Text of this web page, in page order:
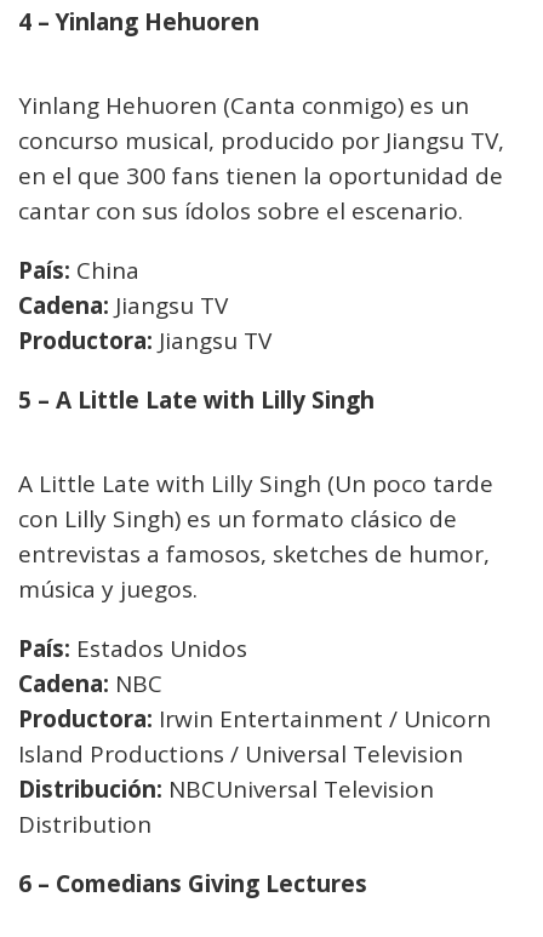
4 – Yinlang Hehuoren
Yinlang Hehuoren (Canta conmigo) es un
concurso musical, producido por Jiangsu TV,
en el que 300 fans tienen la oportunidad de
cantar con sus ídolos sobre el escenario.
País: China
Cadena: Jiangsu TV
Productora: Jiangsu TV
5 – A Little Late with Lilly Singh
A Little Late with Lilly Singh (Un poco tarde
con Lilly Singh) es un formato clásico de
entrevistas a famosos, sketches de humor,
música y juegos.
País: Estados Unidos
Cadena: NBC
Productora: Irwin Entertainment / Unicorn
Island Productions / Universal Television
Distribución: NBCUniversal Television
Distribution
6 – Comedians Giving Lectures